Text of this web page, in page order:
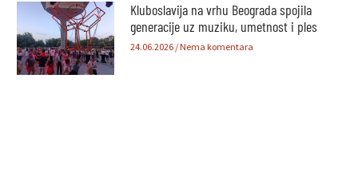
Kluboslavija na vrhu Beograda spojila
generacije uz muziku, umetnost i ples
24.06.2026 Nema komentara